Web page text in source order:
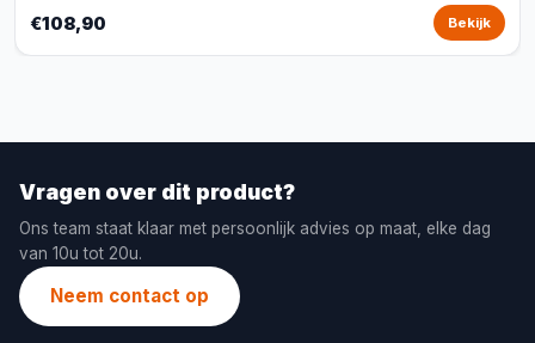
€108,90 Bekijk
Vragen over dit product?
Ons team staat klaar met persoonlijk advies op maat, elke dag
van 10u tot 20u.
Neem contact op